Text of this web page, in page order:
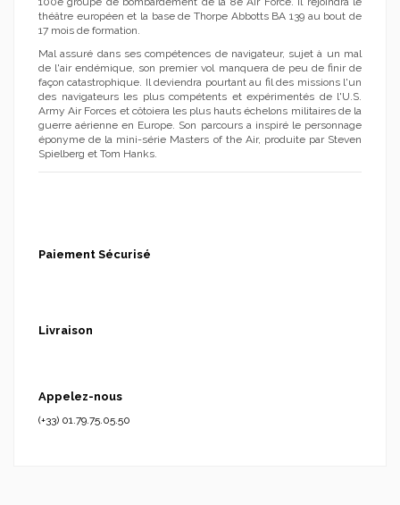
théâtre européen et la base de Thorpe Abbotts BA 139 au bout de
17 mois de formation.
Mal assuré dans ses compétences de navigateur, sujet à un mal
de l'air endémique, son premier vol manquera de peu de finir de
façon catastrophique. Il deviendra pourtant au fil des missions l'un
des navigateurs les plus compétents et expérimentés de l'U.S.
Army Air Forces et côtoiera les plus hauts échelons militaires de la
guerre aérienne en Europe. Son parcours a inspiré le personnage
éponyme de la mini-série Masters of the Air, produite par Steven
Spielberg et Tom Hanks.
Paiement Sécurisé
Livraison
Appelez-nous
(+33) 01.79.75.05.50